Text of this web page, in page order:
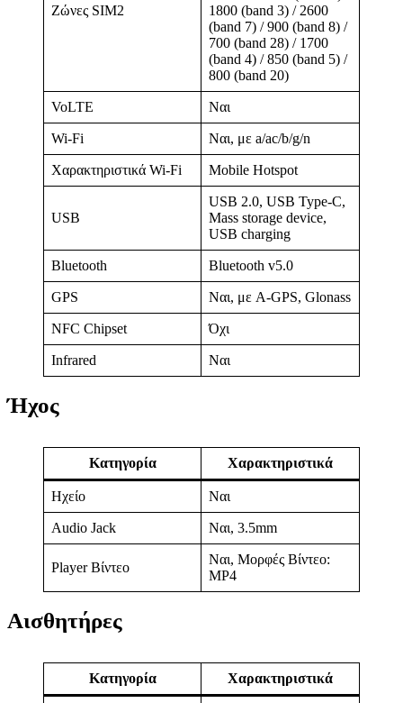
Ζώνες SIM2
1800 (band 3) / 2600
(band 7) / 900 (band 8) /
700 (band 28) / 1700
(band 4) / 850 (band 5) /
800 (band 20)
VoLTE Ναι
Wi-Fi Ναι, με a/ac/b/g/n
Χαρακτηριστικά Wi-Fi Mobile Hotspot
USB
USB 2.0, USB Type-C,
Mass storage device,
USB charging
Bluetooth Bluetooth v5.0
GPS Ναι, με A-GPS, Glonass
NFC Chipset Όχι
Infrared Ναι
Ήχος
Κατηγορία Χαρακτηριστικά
Ηχείο Ναι
Audio Jack Ναι, 3.5mm
Player Βίντεο
Ναι, Μορφές Βίντεο:
MP4
Αισθητήρες
Κατηγορία Χαρακτηριστικά